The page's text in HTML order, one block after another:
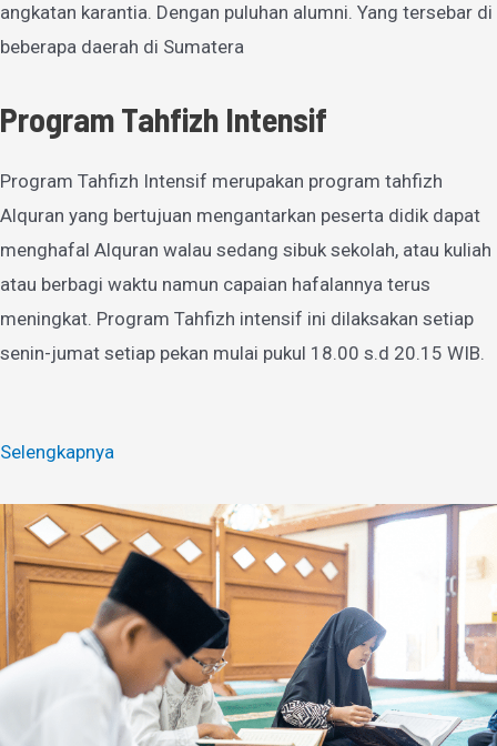
angkatan karantia. Dengan puluhan alumni. Yang tersebar di
beberapa daerah di Sumatera
Program Tahfizh Intensif
Program Tahfizh Intensif merupakan program tahfizh
Alquran yang bertujuan mengantarkan peserta didik dapat
menghafal Alquran walau sedang sibuk sekolah, atau kuliah
atau berbagi waktu namun capaian hafalannya terus
meningkat. Program Tahfizh intensif ini dilaksakan setiap
senin-jumat setiap pekan mulai pukul 18.00 s.d 20.15 WIB.
Selengkapnya